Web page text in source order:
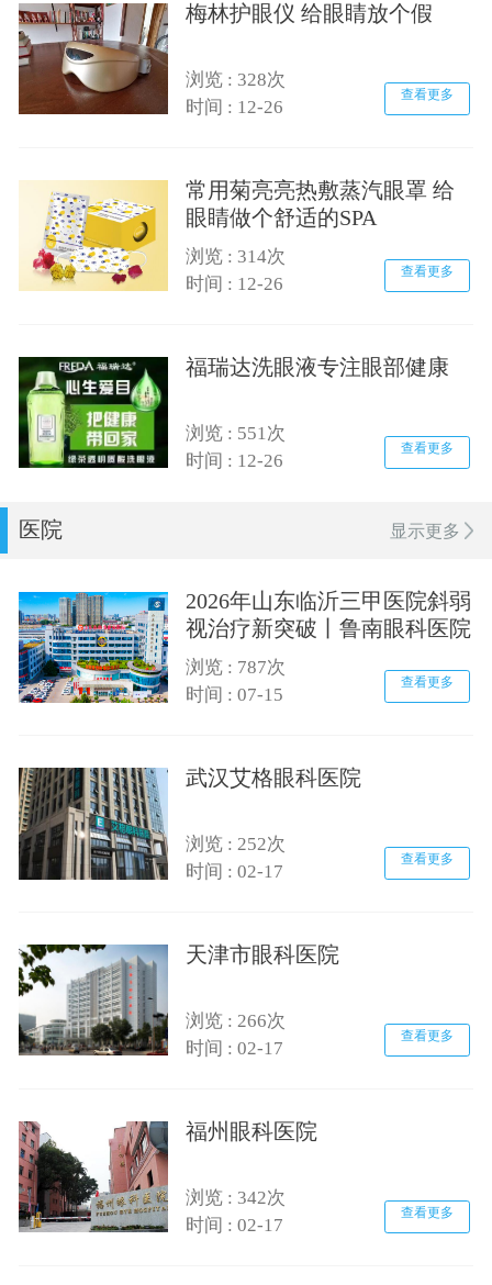
梅林护眼仪 给眼睛放个假
浏览 : 328次
时间 : 12-26
查看更多
常用菊亮亮热敷蒸汽眼罩 给
眼睛做个舒适的SPA
浏览 : 314次
时间 : 12-26
查看更多
福瑞达洗眼液专注眼部健康
浏览 : 551次
时间 : 12-26
查看更多
医院 显示更多
2026年山东临沂三甲医院斜弱
视治疗新突破丨鲁南眼科医院
浏览 : 787次
时间 : 07-15
查看更多
武汉艾格眼科医院
浏览 : 252次
时间 : 02-17
查看更多
天津市眼科医院
浏览 : 266次
时间 : 02-17
查看更多
福州眼科医院
浏览 : 342次
时间 : 02-17
查看更多